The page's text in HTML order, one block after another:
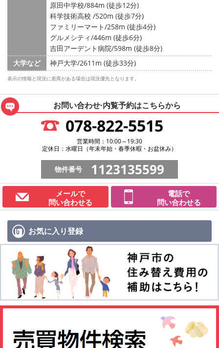
原田中学校/884m (徒歩12分)
科学技術高校 /520m (徒歩7分)
ファミリーマート/258m (徒歩4分)
グルメシティ/446m (徒歩6分)
吉田アーデント病院/598m (徒歩8分)
大学など
神戸大学/2611m (徒歩33分)
表示の情報と現況に差異がある場合は現況優先となります。
お問い合わせ·内覧予約はこちらから
078-822-5515
営業時間：10:00～19:30
定休日：水曜日（年末年始・春季休暇・お盆休み）
物件番号 1123135599
メールで
問い合わせる
電話で
問い合わせる
お気に入り登録